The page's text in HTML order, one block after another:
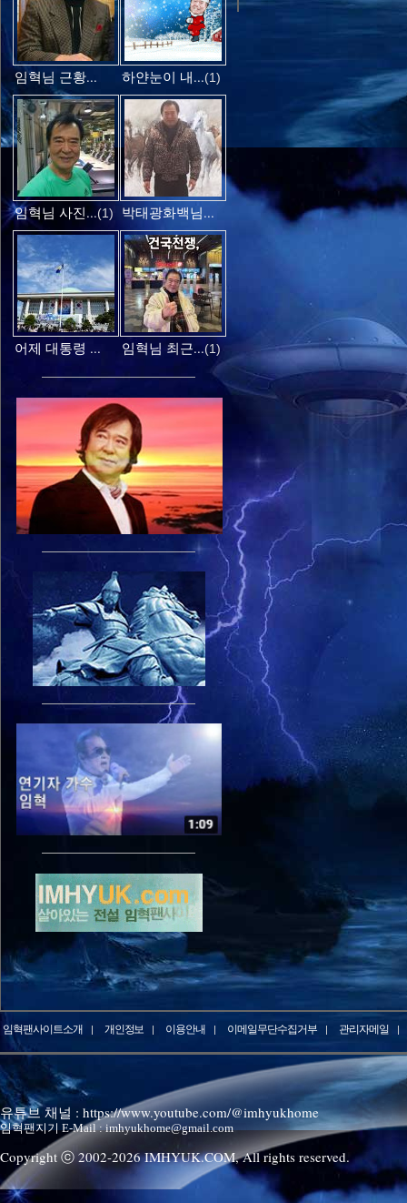
임혁님 근황... 하얀눈이 내...(1)
임혁님 사진...(1) 박태광화백님...
어제 대통령 ... 임혁님 최근...(1)
임혁팬사이트소개 개인정보 이용안내 이메일무단수집거부 관리자메일
유튜브 채널 : https://www.youtube.com/@imhyukhome
임혁팬지기 E-Mail : imhyukhome@gmail.com
Copyright ⓒ 2002-2026IMHYUK.COM,All rights reserved.